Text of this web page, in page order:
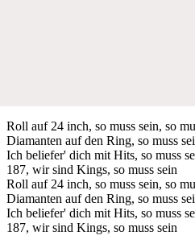
Roll auf 24 inch, so muss sein, so
Diamanten auf den Ring, so muss
Ich beliefer' dich mit Hits, so muss
187, wir sind Kings, so muss sein
Roll auf 24 inch, so muss sein, so
Diamanten auf den Ring, so muss
Ich beliefer' dich mit Hits, so muss
187, wir sind Kings, so muss sein